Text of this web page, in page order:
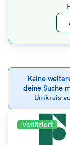
Keine
deine Suche
Umkreis
Verifiziert